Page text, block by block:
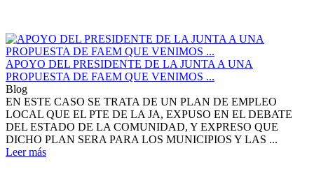
APOYO DEL PRESIDENTE DE LA JUNTA A UNA
PROPUESTA DE FAEM QUE VENIMOS ...
Blog
EN ESTE CASO SE TRATA DE UN PLAN DE EMPLEO
LOCAL QUE EL PTE DE LA JA, EXPUSO EN EL DEBATE
DEL ESTADO DE LA COMUNIDAD, Y EXPRESO QUE
DICHO PLAN SERA PARA LOS MUNICIPIOS Y LAS ...
Leer más